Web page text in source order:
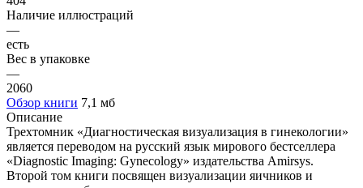
Наличие иллюстраций
—
есть
Вес в упаковке
—
2060
Обзор книги 7,1 мб
Описание
Трехтомник «Диагностическая визуализация в гинекологии»
является переводом на русский язык мирового бестселлера
«Diagnostic Imaging: Gynecology» издательства Amirsys.
Второй том книги посвящен визуализации яичников и